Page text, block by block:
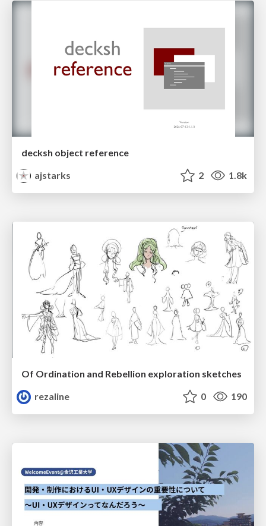
decksh object reference
ajstarks
2 1.8k
Of Ordination and Rebellion exploration sketches
rezaline
0 190